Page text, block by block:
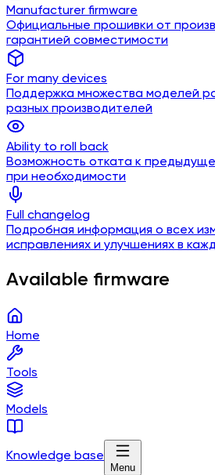
Manufacturer firmware
Официальные прошивки от
гарантией совместимости
For many devices
Поддержка множества моделей
разных производителей
Ability to roll back
Возможность отката к
при необходимости
Full changelog
Подробная информация о всех
исправлениях и улучшениях в
Available firmware
Home
Tools
Models
Knowledge base
Menu